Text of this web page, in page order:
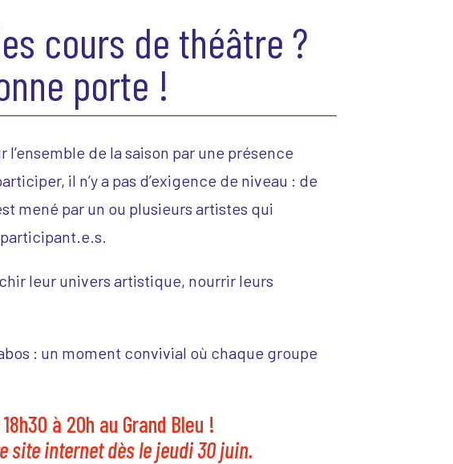
cours de théâtre ?
porte !
de la saison par une présence
il n’y a pas d’exigence de niveau : de
mené par un ou plusieurs artistes qui
leur univers artistique, nourrir leurs
: un moment convivial où chaque groupe
à 20h au Grand Bleu !
site internet dès le jeudi 30 juin.